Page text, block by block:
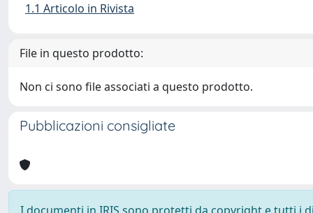
1.1 Articolo in Rivista
File in questo prodotto:
Non ci sono file associati a questo prodotto.
Pubblicazioni consigliate